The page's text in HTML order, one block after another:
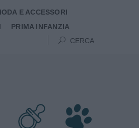
E ACCESSORI
PRIMA INFANZIA
CERCA